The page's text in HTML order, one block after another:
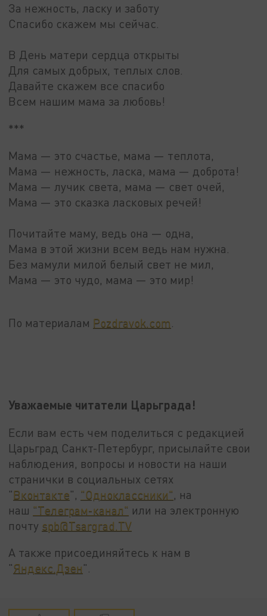
За нежность, ласку и заботу
Спасибо скажем мы сейчас.
В День матери сердца открыты
Для самых добрых, теплых слов.
Давайте скажем все спасибо
Всем нашим мама за любовь!
***
Мама — это счастье, мама — теплота,
Мама — нежность, ласка, мама — доброта!
Мама — лучик света, мама — свет очей,
Мама — это сказка ласковых речей!
Почитайте маму, ведь она — одна,
Мама в этой жизни всем ведь нам нужна.
Без мамули милой белый свет не мил,
Мама — это чудо, мама — это мир!
По материалам Pozdravok.com
Уважаемые читатели Царьграда!
Если вам есть чем поделиться с редакцией
Царьград Санкт-Петербург, присылайте свои
наблюдения, вопросы и новости на наши
странички в социальных сетях
"Вконтакте", "Одноклассники", на
наш "Телеграм-канал" или на электронную
почту spb@Tsargrad.TV
А также присоединяйтесь к нам в
"Яндекс.Дзен".